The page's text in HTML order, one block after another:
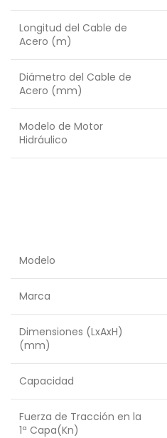
Longitud del Cable de
Acero (m)
Diámetro del Cable de
Acero (mm)
Modelo de Motor
Hidráulico
Modelo
Marca
Dimensiones (LxAxH)
(mm)
Capacidad
Fuerza de Tracción en la
1ª Capa(Kn)